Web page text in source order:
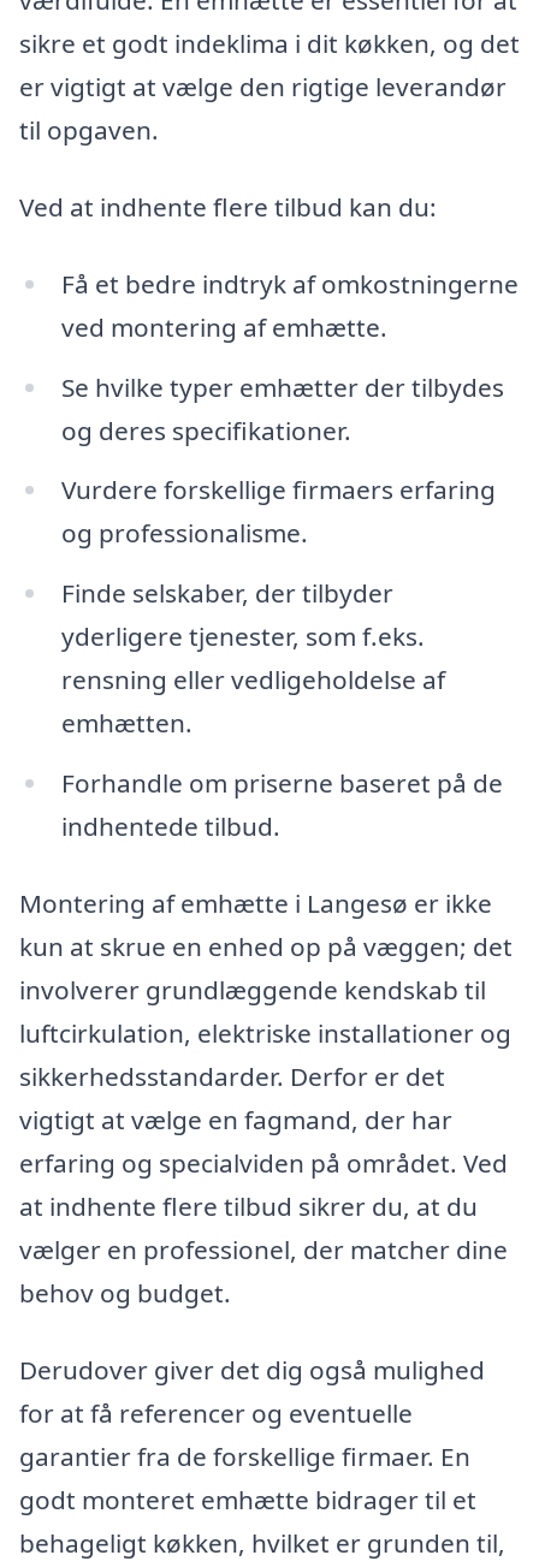
sikre et godt indeklima i dit køkken, og det
er vigtigt at vælge den rigtige leverandør
til opgaven.
Ved at indhente flere tilbud kan du:
Få et bedre indtryk af omkostningerne
ved montering af emhætte.
Se hvilke typer emhætter der tilbydes
og deres specifikationer.
Vurdere forskellige firmaers erfaring
og professionalisme.
Finde selskaber, der tilbyder
yderligere tjenester, som f.eks.
rensning eller vedligeholdelse af
emhætten.
Forhandle om priserne baseret på de
indhentede tilbud.
Montering af emhætte i Langesø er ikke
kun at skrue en enhed op på væggen; det
involverer grundlæggende kendskab til
luftcirkulation, elektriske installationer og
sikkerhedsstandarder. Derfor er det
vigtigt at vælge en fagmand, der har
erfaring og specialviden på området. Ved
at indhente flere tilbud sikrer du, at du
vælger en professionel, der matcher dine
behov og budget.
Derudover giver det dig også mulighed
for at få referencer og eventuelle
garantier fra de forskellige firmaer. En
godt monteret emhætte bidrager til et
behageligt køkken, hvilket er grunden til,